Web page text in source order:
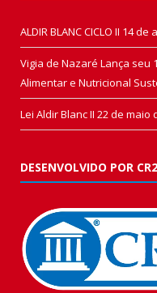
ALDIR BLANC CICLO II 14 de
Vigia de Nazaré Lança seu
Alimentar e Nutricional
Lei Aldir Blanc II 22 de maio
DESENVOLVIDO POR CR2